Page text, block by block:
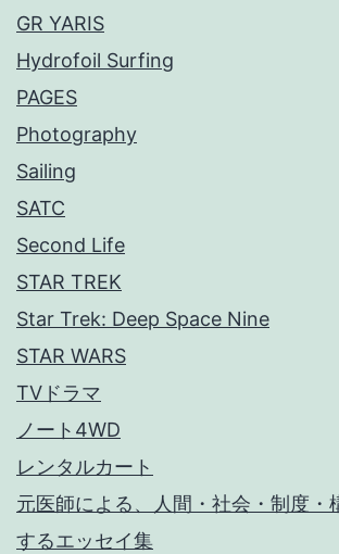
GR YARIS
Hydrofoil Surfing
PAGES
Photography
Sailing
SATC
Second Life
STAR TREK
Star Trek: Deep Space Nine
STAR WARS
TVドラマ
ノート4WD
レンタルカート
元医師による、人間・社会・制度・
するエッセイ集